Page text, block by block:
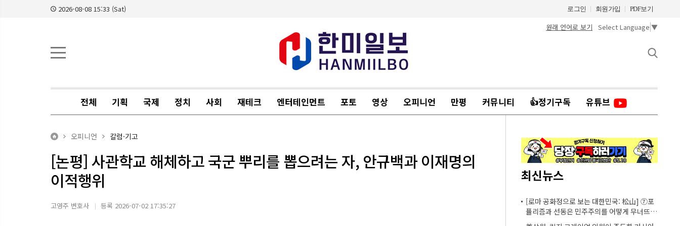
2026-08-08 15:33 (Sat) 로그인 회원가입 PDF보기
원래 언어로 보기 Select Language ▼
전체 기획 국제 정치 사회 재테크 엔터테인먼트 포토 영상 오피니언 만평 커뮤니티 👍정기구독 유튜브
오피니언 칼럼·기고
[논평] 사관학교 해체하고 국군 뿌리를 뽑으려는 자, 안규백과 이재명의
이적행위
고영주 변호사 등록 2026-07-02 17:35:27
최신뉴스
[로마 공화정으로 보는 대한민국: 松山] ⑦포
퓰리즘과 선동은 민주주의를 어떻게 무너뜨리
는가